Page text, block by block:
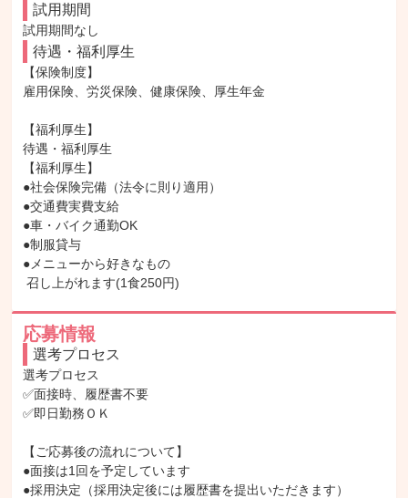
試用期間
試用期間なし
待遇・福利厚生
【保険制度】
雇用保険、労災保険、健康保険、厚生年金
【福利厚生】
待遇・福利厚生
【福利厚生】
●社会保険完備（法令に則り適用）
●交通費実費支給
●車・バイク通勤OK
●制服貸与
●メニューから好きなもの
召し上がれます(1食250円)
応募情報
選考プロセス
選考プロセス
✅面接時、履歴書不要
✅即日勤務ＯＫ
【ご応募後の流れについて】
●面接は1回を予定しています
●採用決定（採用決定後には履歴書を提出いただきます）